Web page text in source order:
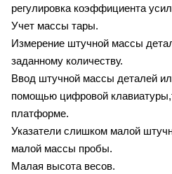
регулировка коэффициента
Учет массы тары.
Измерение штучной массы
заданному количеству.
Ввод штучной массы деталей
помощью цифровой
платформе.
Указатели слишком малой
малой массы пробы.
Малая высота весов.